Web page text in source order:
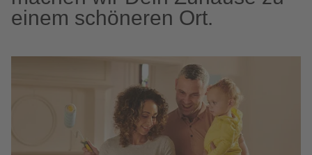
einem schöneren Ort.